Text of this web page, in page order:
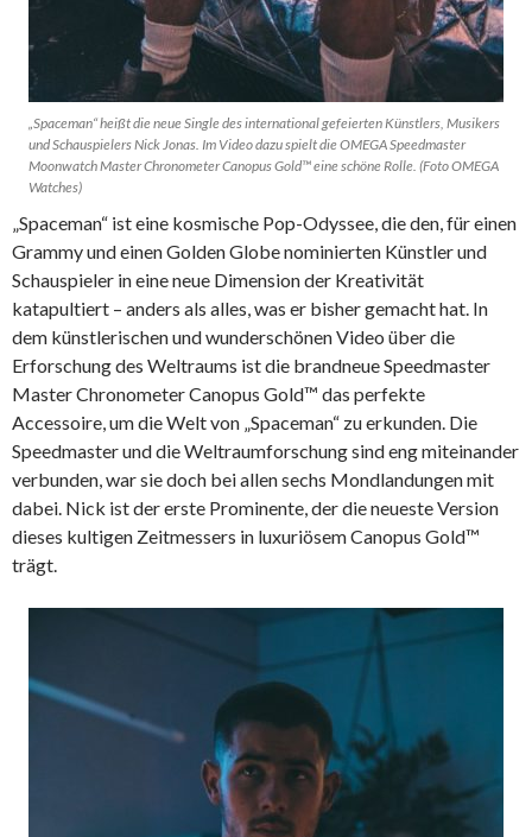
„Spaceman“ heißt die neue Single des international gefeierten Künstlers, Musikers
und Schauspielers Nick Jonas. Im Video dazu spielt die OMEGA Speedmaster
Moonwatch Master Chronometer Canopus Gold™ eine schöne Rolle. (Foto OMEGA
Watches)
„Spaceman“ ist eine kosmische Pop-Odyssee, die den, für einen
Grammy und einen Golden Globe nominierten Künstler und
Schauspieler in eine neue Dimension der Kreativität
katapultiert – anders als alles, was er bisher gemacht hat. In
dem künstlerischen und wunderschönen Video über die
Erforschung des Weltraums ist die brandneue Speedmaster
Master Chronometer Canopus Gold™ das perfekte
Accessoire, um die Welt von „Spaceman“ zu erkunden. Die
Speedmaster und die Weltraumforschung sind eng miteinander
verbunden, war sie doch bei allen sechs Mondlandungen mit
dabei. Nick ist der erste Prominente, der die neueste Version
dieses kultigen Zeitmessers in luxuriösem Canopus Gold™
trägt.